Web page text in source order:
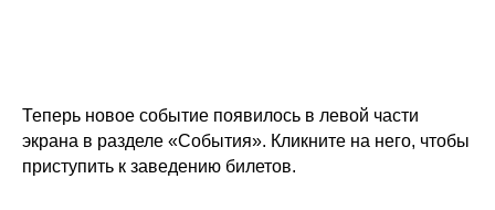
Теперь новое событие появилось в левой части
экрана в разделе «События». Кликните на него, чтобы
приступить к заведению билетов.